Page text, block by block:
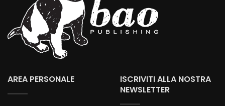
AREA PERSONALE
ISCRIVITI ALLA NOSTRA
NEWSLETTER